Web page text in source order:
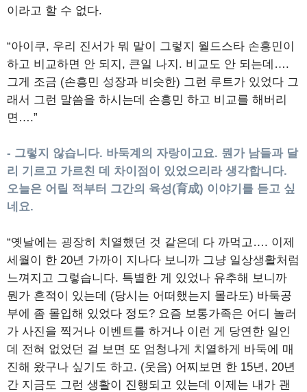
이라고 할 수 없다.
“아이쿠, 우리 진서가 뭐 말이 그렇지 월드스타 손흥민이
하고 비교하면 안 되지, 큰일 나지. 비교도 안 되는데….
그게 조금 (손흥민 성장과 비슷한) 그런 루트가 있었다 그
래서 그런 말씀을 하시는데 손흥민 하고 비교를 해버리
면….”
- 그렇지 않습니다. 바둑계의 자랑이고요. 뭔가 남들과 달
리 기르고 가르친 데 차이점이 있었으리라 생각합니다.
오늘은 어릴 적부터 그간의 육성(育成) 이야기를 듣고 싶
네요.
“옛날에는 굉장히 치열했던 것 같은데 다 까먹고…. 이제
세월이 한 20년 가까이 지나다 보니까 그냥 일상생활처럼
느껴지고 그렇습니다. 특별한 게 있었나 유추해 보니까
뭔가 흔적이 있는데 (당시는 어떠했는지 몰라도) 바둑공
부에 좀 몰입해 있었다 정도? 요즘 보통가족은 어디 놀러
가 사진을 찍거나 이벤트를 하거나 이런 게 당연한 일인
데 전혀 없었던 걸 보면 또 엄청나게 치열하게 바둑에 매
진해 왔구나 싶기도 하고. (웃음) 어찌보면 한 15년, 20년
간 지금도 그런 생활이 진행되고 있는데 이제는 내가 괜